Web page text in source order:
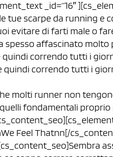
_id=”16″
tue scarpe da running e
evitare di farti male o
spesso affascinato molto
correndo tutti i
correndo tutti i
molti runner non
fondamentali proprio
Feel Thatnn[/